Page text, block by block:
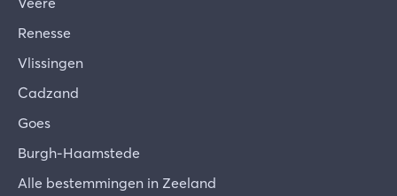
Renesse
Vlissingen
Cadzand
Goes
Burgh-Haamstede
Alle bestemmingen in Zeeland